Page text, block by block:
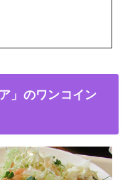
」のワンコイン